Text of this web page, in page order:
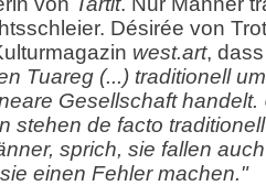
Désirée von
west.art,
Tuareg (...) traditionell
Gesellschaft handelt.
stehen de facto
sprich, sie fallen
einen Fehler machen."